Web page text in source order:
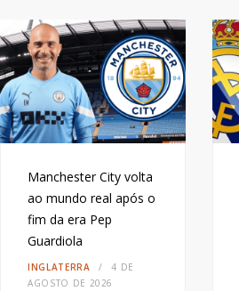
Manchester City volta
ao mundo real após o
fim da era Pep
Guardiola
INGLATERRA
4 DE
AGOSTO DE 2026